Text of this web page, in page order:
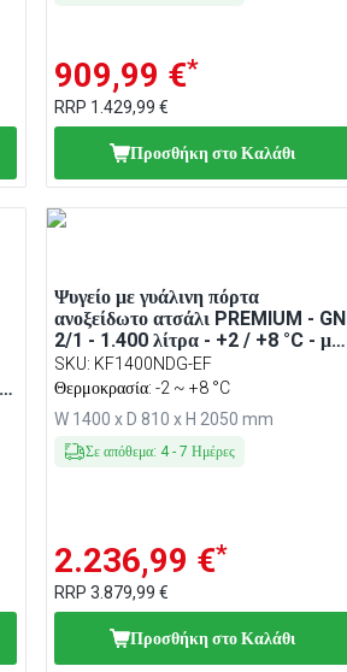
909,99 €*
RRP 1.429,99 €
Προσθήκη στο Καλάθι
Ψυγείο με γυάλινη πόρτα
ανοξείδωτο ατσάλι PREMIUM - GN
2/1 - 1.400 λίτρα - +2 / +8 °C - με
2 γυάλινες πόρτες
SKU: KF1400NDG-EF
Θερμοκρασία: -2 ~ +8 °C
W 1400 x D 810 x H 2050 mm
Σε απόθεμα: 4-7 Ημέρες
2.236,99 €*
RRP3.879,99 €
Προσθήκη στο Καλάθι